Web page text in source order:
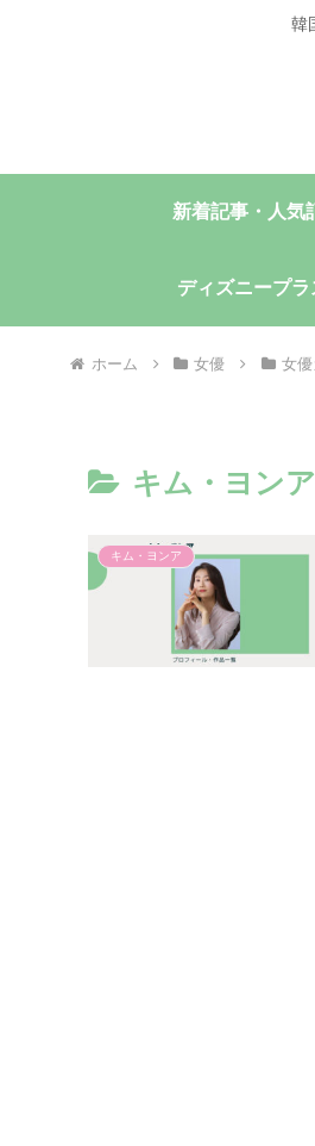
韓
新着記事・人気
ディズニープラ
ホーム 女優 女
キム・ヨンア
キム・ヨンア